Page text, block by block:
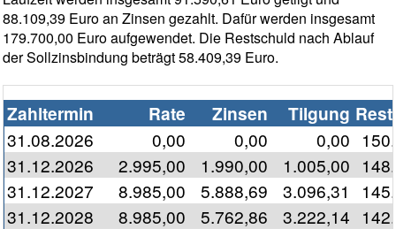
88.109,39 Euro an Zinsen gezahlt. Dafür werden insgesamt
179.700,00 Euro aufgewendet. Die Restschuld nach Ablauf
der Sollzinsbindung beträgt 58.409,39 Euro.
Zahltermin Rate Zinsen Tilgung
31.08.2026 0,00 0,00 0,00
31.12.2026
2.995,00 1.990,00 1.005,00
31.12.2027
8.985,00 5.888,69 3.096,31
31.12.2028
8.985,00 5.762,86 3.222,14